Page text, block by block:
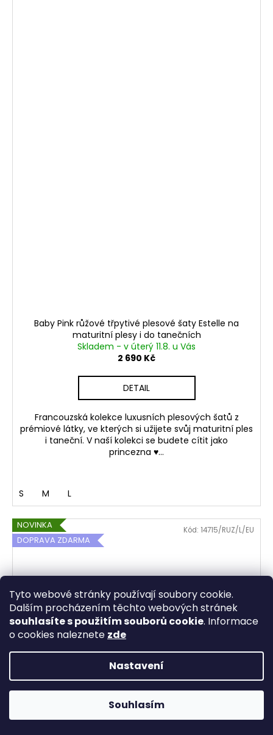
Tyto webové stránky používají soubory cookie.
Dalším procházením těchto webových stránek
souhlasíte s použitím souborů cookie. Informace
o cookies naleznete zde
Nastavení
Souhlasím
20% sleva s kódem bestmoda20 na online objednávky do
Baby Pink růžové třpytivé plesové šaty Estelle na
maturitní plesy i do tanečních
Skladem - v úterý 11.8. u Vás
2 690 Kč
DETAIL
Francouzská kolekce luxusních plesových šatů z
prémiové látky, ve kterých si užijete svůj maturitní ples
i taneční. V naší kolekci se budete cítit jako
princezna ♥...
S M L
NOVINKA
DOPRAVA ZDARMA
Kód: 14715/RUZ/L/EU